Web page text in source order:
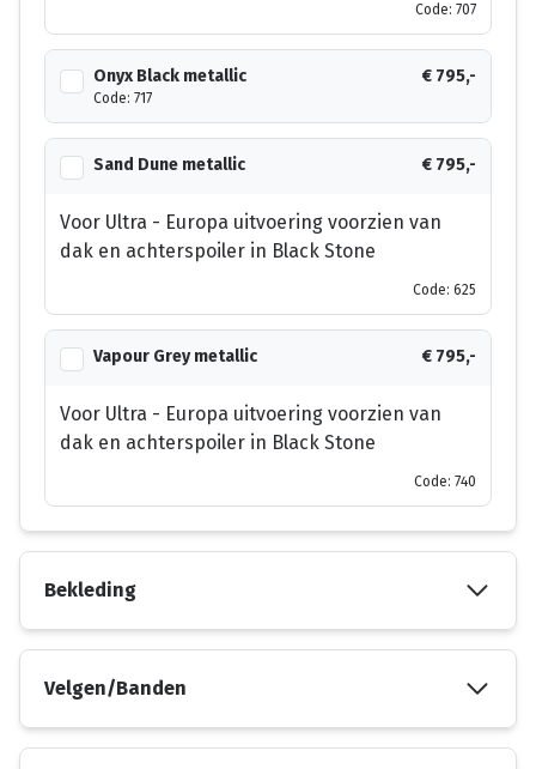
Code: 707
Onyx Black metallic
Code: 717
€ 795,-
Sand Dune metallic € 795,-
Voor Ultra - Europa uitvoering voorzien van
dak en achterspoiler in Black Stone
Code: 625
Vapour Grey metallic € 795,-
Voor Ultra - Europa uitvoering voorzien van
dak en achterspoiler in Black Stone
Code: 740
Bekleding
Velgen/Banden